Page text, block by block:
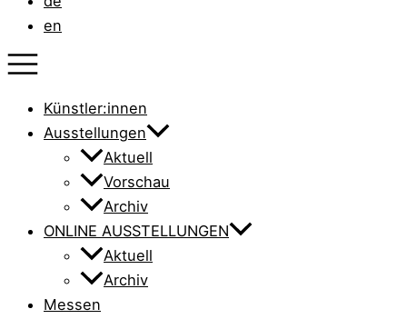
en
Künstler:innen
Ausstellungen
Aktuell
Vorschau
Archiv
ONLINE AUSSTELLUNGEN
Aktuell
Archiv
Messen